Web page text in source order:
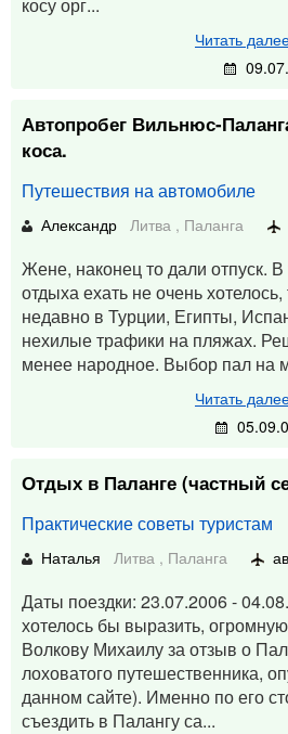
Читать
Автопробег Вильнюс-
коса.
Путешествия на автомобиле
Александр Литва , Паланга
Жене, наконец то дали отпуск.
отдыха ехать не очень
недавно в Турции, Египты,
нехилые трафики на пляжах.
менее народное. Выбор пал на
Читать
Отдых в Паланге (частный
Практические советы туристам
Наталья Литва , Паланга
Даты поездки: 23.07.2006 -
хотелось бы выразить,
Волкову Михаилу за отзыв о
лоховатого путешественника,
данном сайте). Именно по его
съездить в Палангу са...